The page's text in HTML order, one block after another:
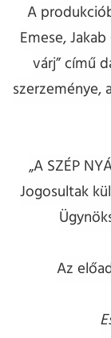
A
Emese,
várj” című
szerzeménye,
„A SZÉP
Jogosultak
Az